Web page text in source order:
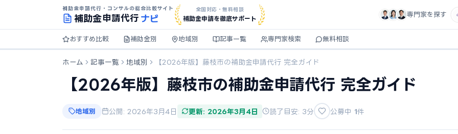
補助金申請代行・コンサルの総合比較サイト
補助金申請代行 ナビ
全国対応・無料相談
補助金申請を徹底サポート
専門家を探す
おすすめ比較 補助金別 地域別 記事一覧 専門家検索 無料相談
ホーム 記事一覧 地域別 【2026年版】藤枝市の補助金申請代行 完全ガイド
【2026年版】藤枝市の補助金申請代行 完全ガイド
地域別 公開: 2026年3月4日 更新: 2026年3月4日 読了目安: 3分 公募中 1件